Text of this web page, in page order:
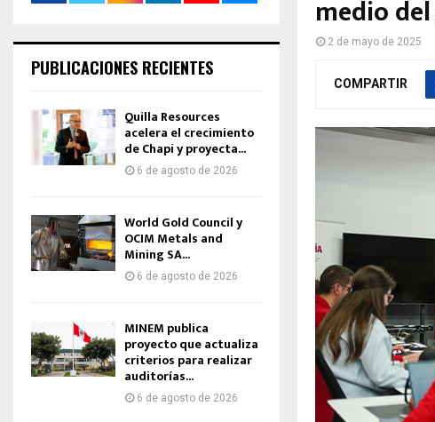
medio
2 de mayo de 2025
COMPARTIR
PUBLICACIONES RECIENTES
Quilla Resources
acelera el crecimiento
de Chapi y proyecta...
6 de agosto de 2026
World Gold Council y
OCIM Metals and
Mining SA...
6 de agosto de 2026
MINEM publica
proyecto que actualiza
criterios para realizar
auditorías...
6 de agosto de 2026